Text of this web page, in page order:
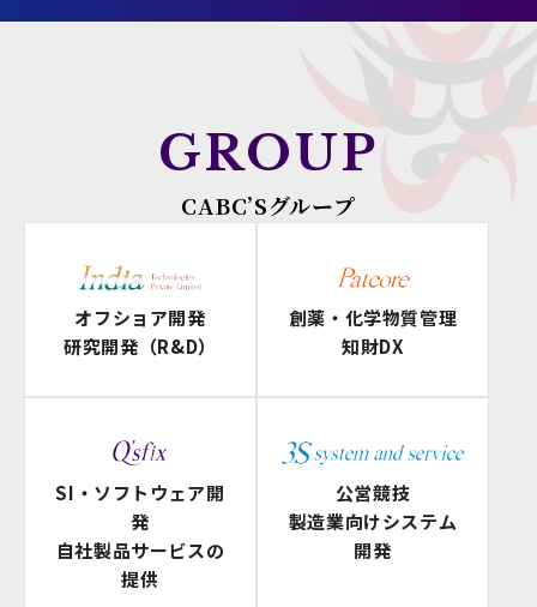
GROUP
CABC’Sグループ
オフショア開発
研究開発（R&D）
創薬・化学物質管理
知財DX
SI・ソフトウェア開
発
自社製品サービスの
提供
公営競技
製造業向けシステム
開発